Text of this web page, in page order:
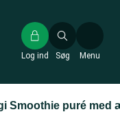
Søg
Log ind Menu
Smoothie puré med